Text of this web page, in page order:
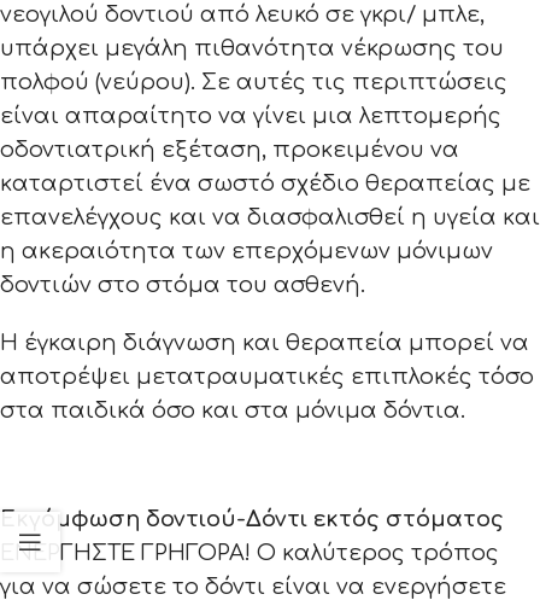
νεογιλού δοντιού από λευκό σε γκρι/ μπλε,
υπάρχει μεγάλη πιθανότητα νέκρωσης του
πολφού (νεύρου). Σε αυτές τις περιπτώσεις
είναι απαραίτητο να γίνει μια λεπτομερής
οδοντιατρική εξέταση, προκειμένου να
καταρτιστεί ένα σωστό σχέδιο θεραπείας με
επανελέγχους και να διασφαλισθεί η υγεία και
η ακεραιότητα των επερχόμενων μόνιμων
δοντιών στο στόμα του ασθενή.
Η έγκαιρη διάγνωση και θεραπεία μπορεί να
αποτρέψει μετατραυματικές επιπλοκές τόσο
στα παιδικά όσο και στα μόνιμα δόντια.
Εκγόμφωση δοντιού-Δόντι εκτός στόματος
ΕΝΕΡΓΗΣΤΕ ΓΡΗΓΟΡΑ! Ο καλύτερος τρόπος
για να σώσετε το δόντι είναι να ενεργήσετε